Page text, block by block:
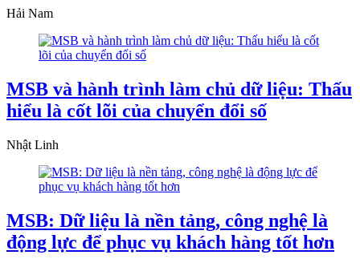
Hải Nam
MSB và hành trình làm chủ dữ liệu: Thấu
hiểu là cốt lõi của chuyển đổi số
Nhật Linh
MSB: Dữ liệu là nền tảng, công nghệ là
động lực để phục vụ khách hàng tốt hơn